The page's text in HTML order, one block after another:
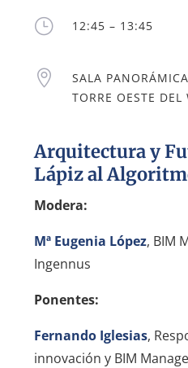
} 12:45 – 13:45

SALA
TORRE OESTE DEL
Arquitectura y
Lápiz al
Modera:
Mª Eugenia López, BIM
Ingennus
Ponentes:
Fernando Iglesias,
innovación y BIM